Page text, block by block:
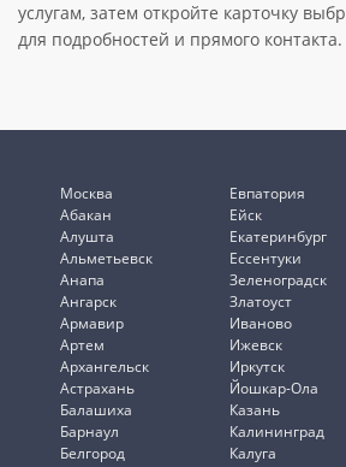
услугам, затем откройте карточку
для подробностей и прямого контакта.
Москва
Абакан
Алушта
Альметьевск
Анапа
Ангарск
Армавир
Артем
Архангельск
Астрахань
Балашиха
Барнаул
Белгород
Евпатория
Ейск
Екатеринбург
Ессентуки
Зеленоградск
Златоуст
Иваново
Ижевск
Иркутск
Йошкар-Ола
Казань
Калининград
Калуга